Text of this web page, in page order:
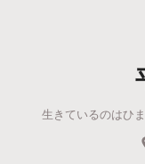
タグから探す キ
生きているのはひ